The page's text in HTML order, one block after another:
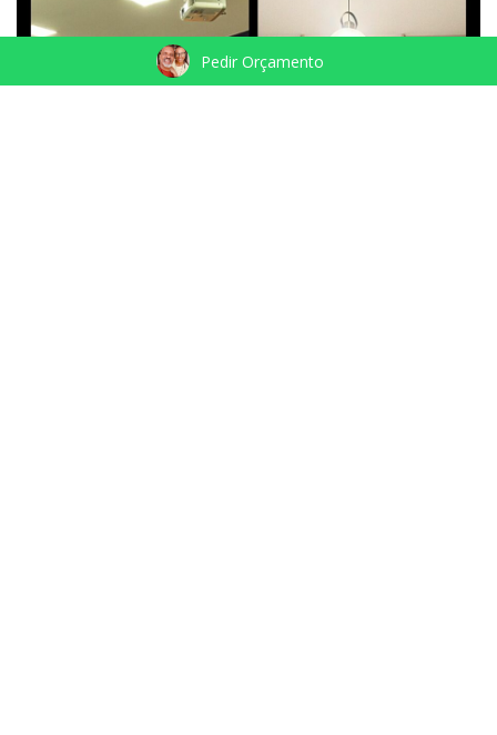
Pedir Orçamento